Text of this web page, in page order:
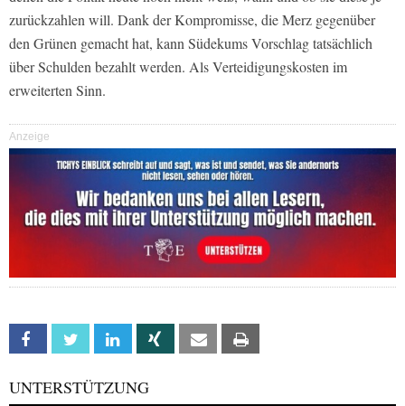
zurückzahlen will. Dank der Kompromisse, die Merz gegenüber
den Grünen gemacht hat, kann Südekums Vorschlag tatsächlich
über Schulden bezahlt werden. Als Verteidigungskosten im
erweiterten Sinn.
Anzeige
Facebook Twitter Linkedin Xing Email
UNTERSTÜTZUNG